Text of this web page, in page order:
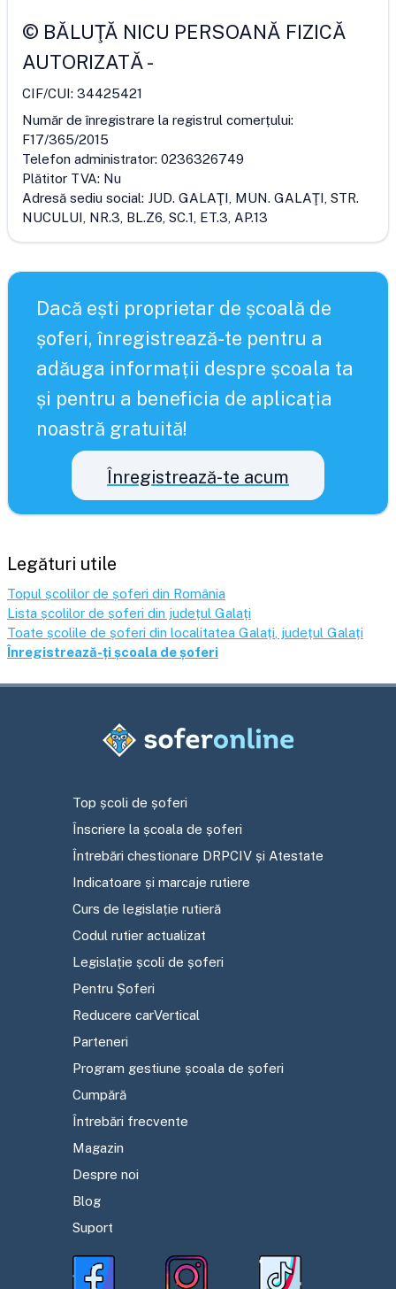
© BĂLUŢĂ NICU PERSOANĂ FIZICĂ
AUTORIZATĂ-
CIF/CUI: 34425421
Număr de înregistrare la registrul comerțului:
F17/365/2015
Telefon administrator: 0236326749
Plătitor TVA: Nu
Adresă sediu social: JUD. GALAŢI, MUN. GALAŢI, STR.
NUCULUI, NR.3, BL.Z6, SC.1, ET.3, AP.13
Dacă ești proprietar de școală de
șoferi, înregistrează-te pentru a
adăuga informații despre școala ta
și pentru a beneficia de aplicația
noastră gratuită!
Înregistrează-te acum
Legături utile
Topul școlilor de șoferi din România
Lista școlilor de șoferi din județul Galați
Toate școlile de șoferi din localitatea Galați , județul Galați
Înregistrează-ți școala de șoferi
Top școli de șoferi
Înscriere la școala de șoferi
Întrebări chestionare DRPCIV și Atestate
Indicatoare și marcaje rutiere
Curs de legislație rutieră
Codul rutier actualizat
Legislație școli de șoferi
Pentru Șoferi
Reducere carVertical
Parteneri
Program gestiune școala de șoferi
Cumpără
Întrebări frecvente
Magazin
Despre noi
Blog
Suport